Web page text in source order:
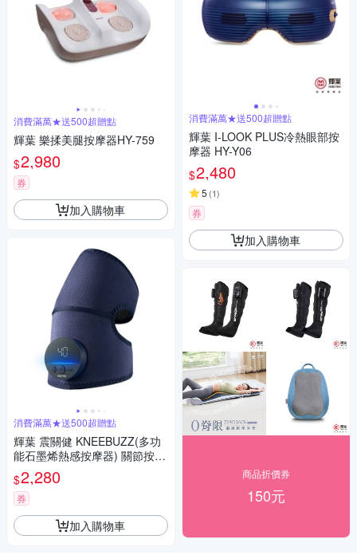
消費滿萬★送500超贈點
輝葉 樂揉美腿按摩器HY-759
$2,980
券
加入購物車
消費滿萬★送500超贈點
輝葉 震關健 KNEEBUZZ(多功
能石墨烯熱感按摩器) 關節按摩
膝蓋按摩 HY-762
$2,280
券
加入購物車
消費滿萬★送500超贈點
輝葉 I-LOOK PLUS冷熱眼部按
摩器 HY-Y06
$2,480
5 (1)
券
加入購物車
商品折價券
150元